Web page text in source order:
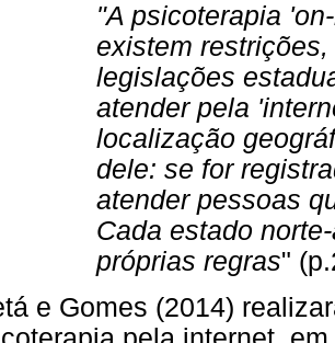
"A psicoterapia
existem
legislações
atender pela
localização
dele: se for
atender pessoas
Cada estado
próprias regras"
e Gomes (2014)